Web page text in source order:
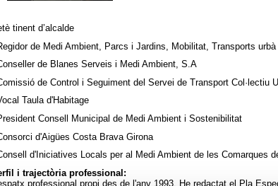
tinent d’alcalde
de Medi Ambient, Parcs i Jardins, Mobilitat, Transports
de Blanes Serveis i Medi Ambient, S.A
de Control i Seguiment del Servei de Transport Col·lectiu
Taula d'Habitage
Consell Municipal de Medi Ambient i Sostenibilitat
d'Aigües Costa Brava Girona
d'Iniciatives Locals per al Medi Ambient de les Comarques
i trajectòria professional:
professional propi des de l'any 1993. He redactat el Pla